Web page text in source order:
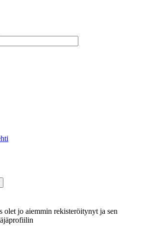
olet jo aiemmin rekisteröitynyt ja sen